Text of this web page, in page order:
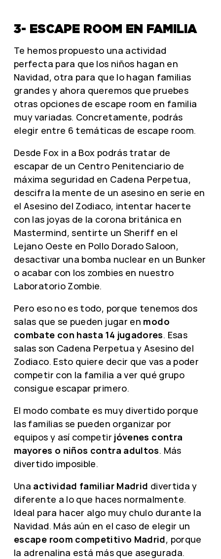
3- ESCAPE ROOM EN FAMILIA
Te hemos propuesto una actividad
perfecta para que los niños hagan en
Navidad, otra para que lo hagan familias
grandes y ahora queremos que pruebes
otras opciones de escape room en familia
muy variadas. Concretamente, podrás
elegir entre 6 temáticas de escape room.
Desde Fox in a Box podrás tratar de
escapar de un Centro Penitenciario de
máxima seguridad en Cadena Perpetua,
descifra la mente de un asesino en serie en
el Asesino del Zodiaco, intentar hacerte
con las joyas de la corona británica en
Mastermind, sentirte un Sheriff en el
Lejano Oeste en Pollo Dorado Saloon,
desactivar una bomba nuclear en un Bunker
o acabar con los zombies en nuestro
Laboratorio Zombie.
Pero eso no es todo, porque tenemos dos
salas que se pueden jugar en modo
combate con hasta 14 jugadores. Esas
salas son Cadena Perpetua y Asesino del
Zodiaco. Esto quiere decir que vas a poder
competir con la familia a ver qué grupo
consigue escapar primero.
El modo combate es muy divertido porque
las familias se pueden organizar por
equipos y así competir jóvenes contra
mayores o niños contra adultos. Más
divertido imposible.
Una actividad familiar Madrid divertida y
diferente a lo que haces normalmente.
Ideal para hacer algo muy chulo durante la
Navidad. Más aún en el caso de elegir un
escape room competitivo Madrid, porque
la adrenalina está más que asegurada.